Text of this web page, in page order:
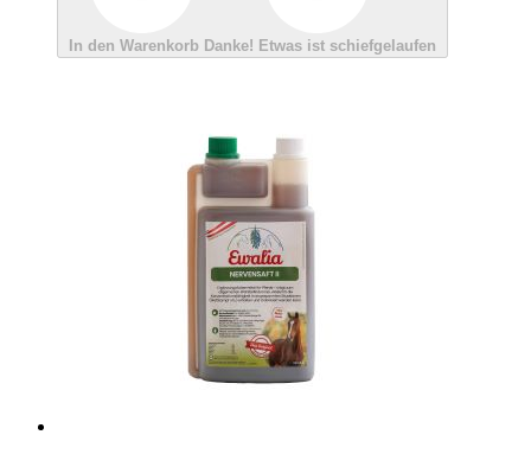
In den Warenkorb Danke! Etwas ist schiefgelaufen